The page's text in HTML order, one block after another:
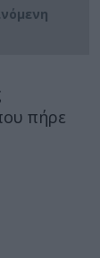
πήρε